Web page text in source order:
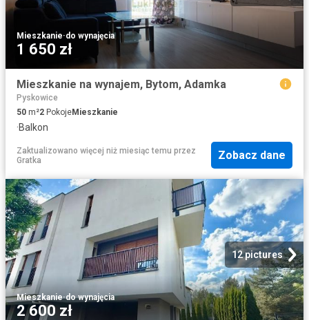
Mieszkanie·do wynajęcia
1 650 zł
Mieszkanie na wynajem, Bytom, Adamka
Pyskowice
50 m²2 PokojeMieszkanie
·Balkon
Zaktualizowano więcej niż miesiąc temu przez
Gratka
Zobacz dane
12 pictures
Mieszkanie·do wynajęcia
2 600 zł